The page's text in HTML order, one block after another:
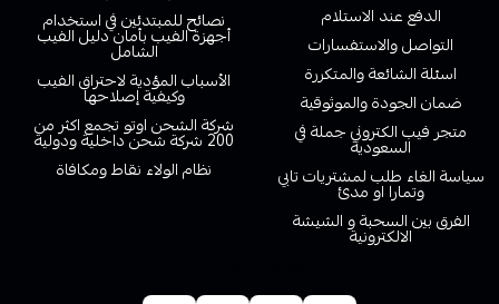
الدفع عند الاستلام
التواصل والاستفسارات
اسئلة الشائعة والمتكررة
ضمان الجودة والموثوقية
متجر فيب الكتروني جملة في
السعودية
سياسة الغاء طلب لمشتريات تابي
وتمارا او مدئ
الفرق بين السحبة و الشيشة
الالكترونية
نصائح للمبتدئين في استخدام
أجهزة الفيب بأمان دليل الفيب
الشامل
الأسباب المؤدية لاحتراق الفيب
وكيفية إصلاحها
شركة الشحن اوتو تجمع اكثر من
200 شركة شحن داخلية ودولية
نظام الولاء نقاط ومكافاة